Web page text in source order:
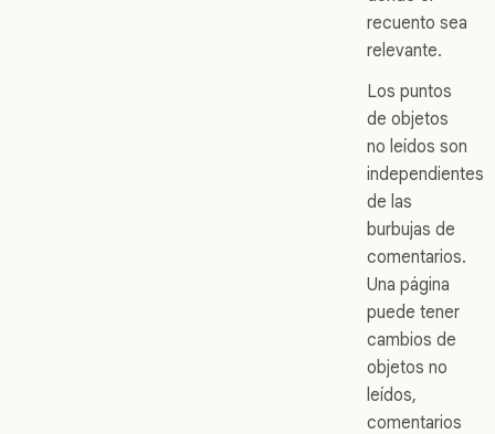
recuento sea
relevante.
Los puntos
de objetos
no leídos son
independientes
de las
burbujas de
comentarios.
Una página
puede tener
cambios de
objetos no
leídos,
comentarios